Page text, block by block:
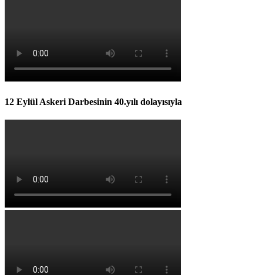
12 Eylül Askeri Darbesinin 40.yılı dolayısıyla